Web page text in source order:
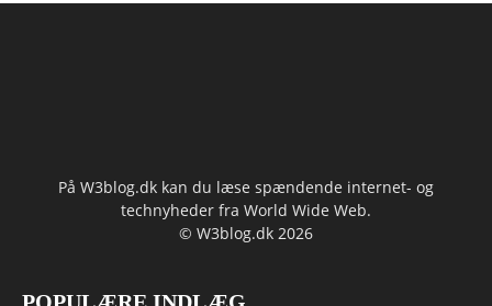
På W3blog.dk kan du læse spændende internet- og
technyheder fra World Wide Web.
© W3blog.dk 2026